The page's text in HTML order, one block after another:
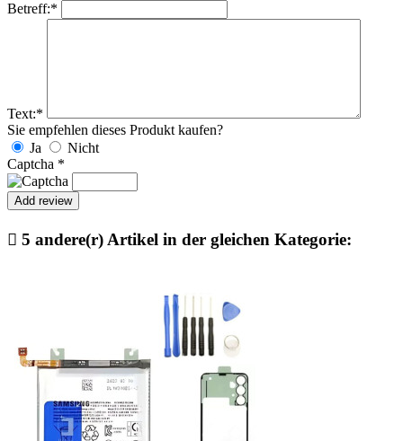
Betreff:*
Text:*
Sie empfehlen dieses Produkt kaufen?
Ja
Nicht
Captcha *
 5 andere(r) Artikel in der gleichen Kategorie: